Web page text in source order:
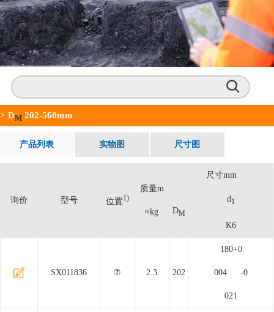
> DM 202-560mm
产品列表 实物图 尺寸图
询价 型号 位置1)
质量m
≈kg
尺寸mm
DM
d1
K6
SX011836 ⑦ 2.3 202
180+0
004 -0
021